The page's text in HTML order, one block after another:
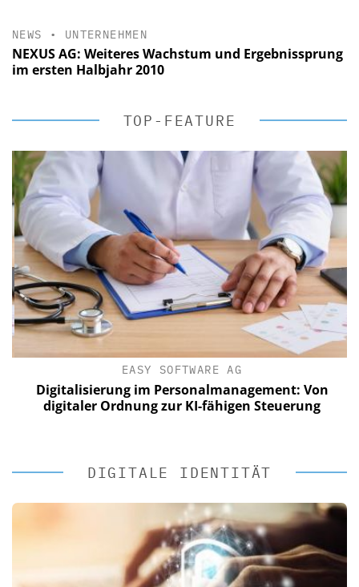
NEWS • UNTERNEHMEN
NEXUS AG: Weiteres Wachstum und Ergebnissprung
im ersten Halbjahr 2010
TOP-FEATURE
EASY SOFTWARE AG
Digitalisierung im Personalmanagement: Von
digitaler Ordnung zur KI-fähigen Steuerung
DIGITALE IDENTITÄT